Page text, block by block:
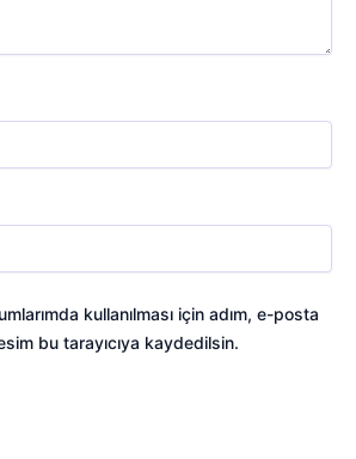
kullanılması için adım, e-posta
bu tarayıcıya kaydedilsin.